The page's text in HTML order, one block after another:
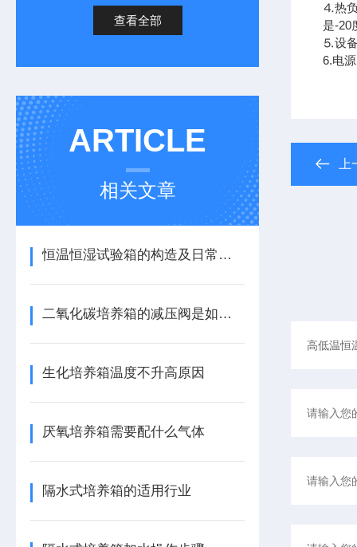
查看全部
ARTICLE
相关文章
恒温恒湿试验箱的构造及日常护理方法
二氧化碳培养箱的减压阀是如何调节
生化培养箱温度不升高原因
厌氧培养箱需要配什么气体
隔水式培养箱的适用行业
⒋热
是-20
⒌设
6.电